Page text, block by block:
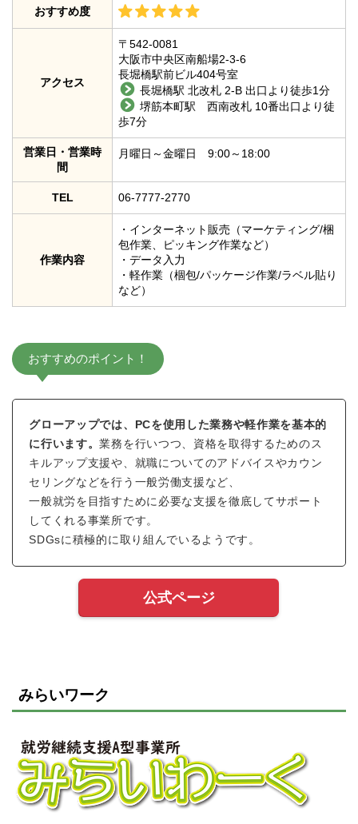
おすすめ度
アクセス
〒542-0081
大阪市中央区南船場2-3-6
長堀橋駅前ビル404号室
長堀橋駅 北改札 2-B 出口より徒歩1分
堺筋本町駅 西南改札 10番出口より徒
歩7分
営業日・営業時
間
月曜日～金曜日 9:00～18:00
TEL 06-7777-2770
作業内容
・インターネット販売（マーケティング/梱
包作業、ピッキング作業など）
・データ入力
・軽作業（棝包/パッケージ作業/ラベル貼り
など）
おすすめのポイント！
グローアップでは、PCを使用した業務や軽作業を基本的
に行います。業務を行いつつ、資格を取得するためのス
キルアップ支援や、就職についてのアドバイスやカウン
セリングなどを行う一般労働支援など、
一般就労を目指すために必要な支援を徹底してサポート
してくれる事業所です。
SDGsに積極的に取り組んでいるようです。
公式ページ
みらいワーク